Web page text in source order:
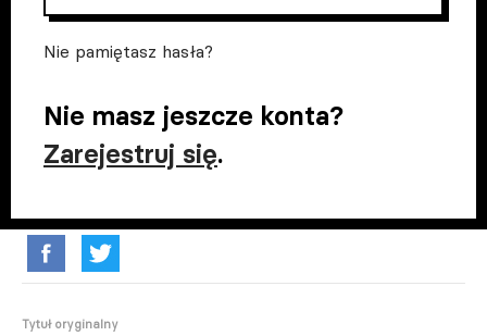
Nie pamiętasz hasła?
Nie masz jeszcze konta?
Zarejestruj się.
Tytuł oryginalny